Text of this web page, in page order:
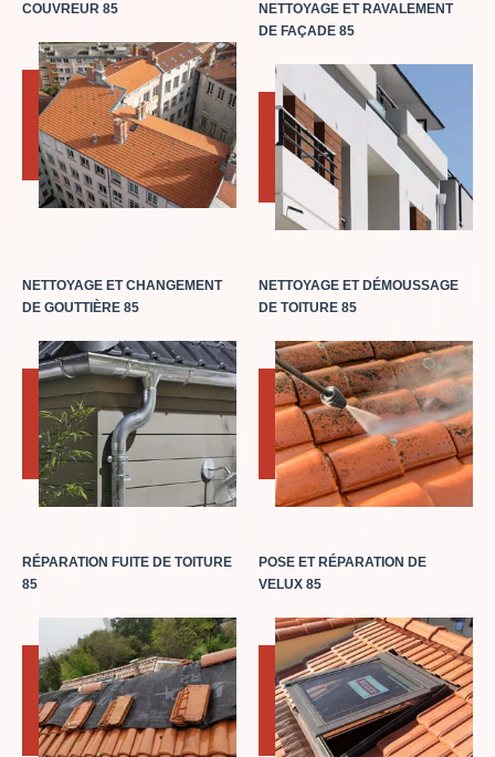
COUVREUR 85
NETTOYAGE ET RAVALEMENT
DE FAÇADE 85
NETTOYAGE ET CHANGEMENT
DE GOUTTIÈRE 85
NETTOYAGE ET DÉMOUSSAGE
DE TOITURE 85
RÉPARATION FUITE DE TOITURE
85
POSE ET RÉPARATION DE
VELUX 85